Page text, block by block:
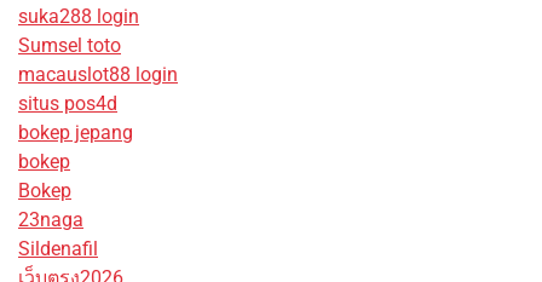
suka288 login
Sumsel toto
macauslot88 login
situs pos4d
bokep jepang
bokep
Bokep
23naga
Sildenafil